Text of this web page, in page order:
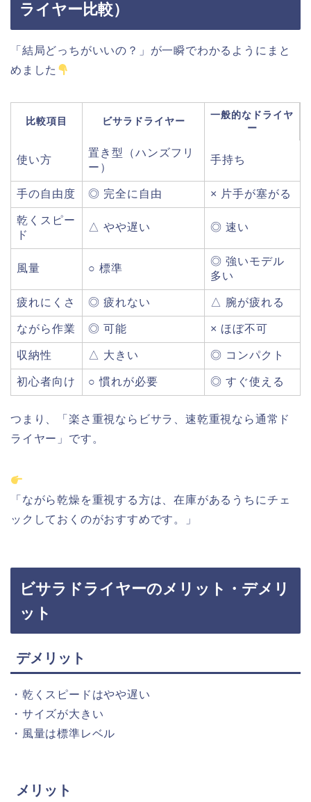
ライヤー 比較）
「 結局どっち がいいの？」 が一瞬でわかる よう に まと
め ました
比較項目 ビサラドライヤー
一般的な ドライヤ
ー
使い方
置 き型（ハンズフリ
ー）
手持ち
手の自由 度 ◎ 完全に 自由 × 片手が塞がる
乾く スピー
ド
△ やや遅い ◎ 速い
風量 ○ 標準
◎ 強いモデル
多い
疲れにく さ ◎ 疲れない △ 腕が疲れる
ながら作業 ◎ 可能 × ほぼ不可
収納性 △ 大きい ◎ コンパクト
初心者向け ○慣れが必要 ◎ すぐ使える
つまり、「 楽 さ 重視なら ビサラ、速乾重視 なら通常 ド
ライヤー」です。
「 ながら乾燥 を重視する方は、在庫がある うちにチェ
ック して おく のがおすすめです。」
ビサラドライヤーのメリット・ デメリ
ット
デメリット
・乾く スピード はやや遅い
・ サイズが大きい
・ 風量は標準レベル
メリット